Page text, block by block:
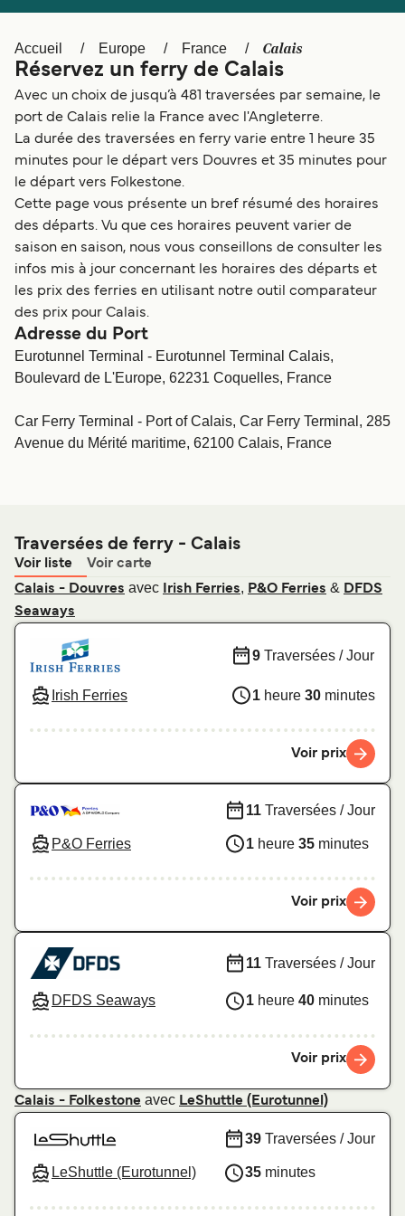
Deutschland Schweiz (DE)
Norge Україна
Accueil Europe France Calais
Réservez un ferry de Calais
Avec un choix de jusqu’à 481 traversées par semaine, le
port de Calais relie la France avec l'Angleterre.
La durée des traversées en ferry varie entre 1 heure 35
minutes pour le départ vers Douvres et 35 minutes pour
le départ vers Folkestone.
Cette page vous présente un bref résumé des horaires
des départs. Vu que ces horaires peuvent varier de
saison en saison, nous vous conseillons de consulter les
infos mis à jour concernant les horaires des départs et
les prix des ferries en utilisant notre outil comparateur
des prix pour Calais.
Adresse du Port
Eurotunnel Terminal - Eurotunnel Terminal Calais,
Boulevard de L'Europe, 62231 Coquelles, France
Car Ferry Terminal - Port of Calais, Car Ferry Terminal, 285
Avenue du Mérité maritime, 62100 Calais, France
Traversées de ferry - Calais
Voir liste
Voir carte
Calais - Douvres avec Irish Ferries, P&O Ferries & DFDS
Seaways
Irish Ferries
9 Traversées / Jour
1 heure 30 minutes
Voir prix
P&O Ferries
11 Traversées / Jour
1 heure 35 minutes
Voir prix
DFDS Seaways
11 Traversées / Jour
1 heure 40 minutes
Voir prix
Calais - Folkestone avec LeShuttle (Eurotunnel)
LeShuttle (Eurotunnel)
39 Traversées / Jour
35 minutes